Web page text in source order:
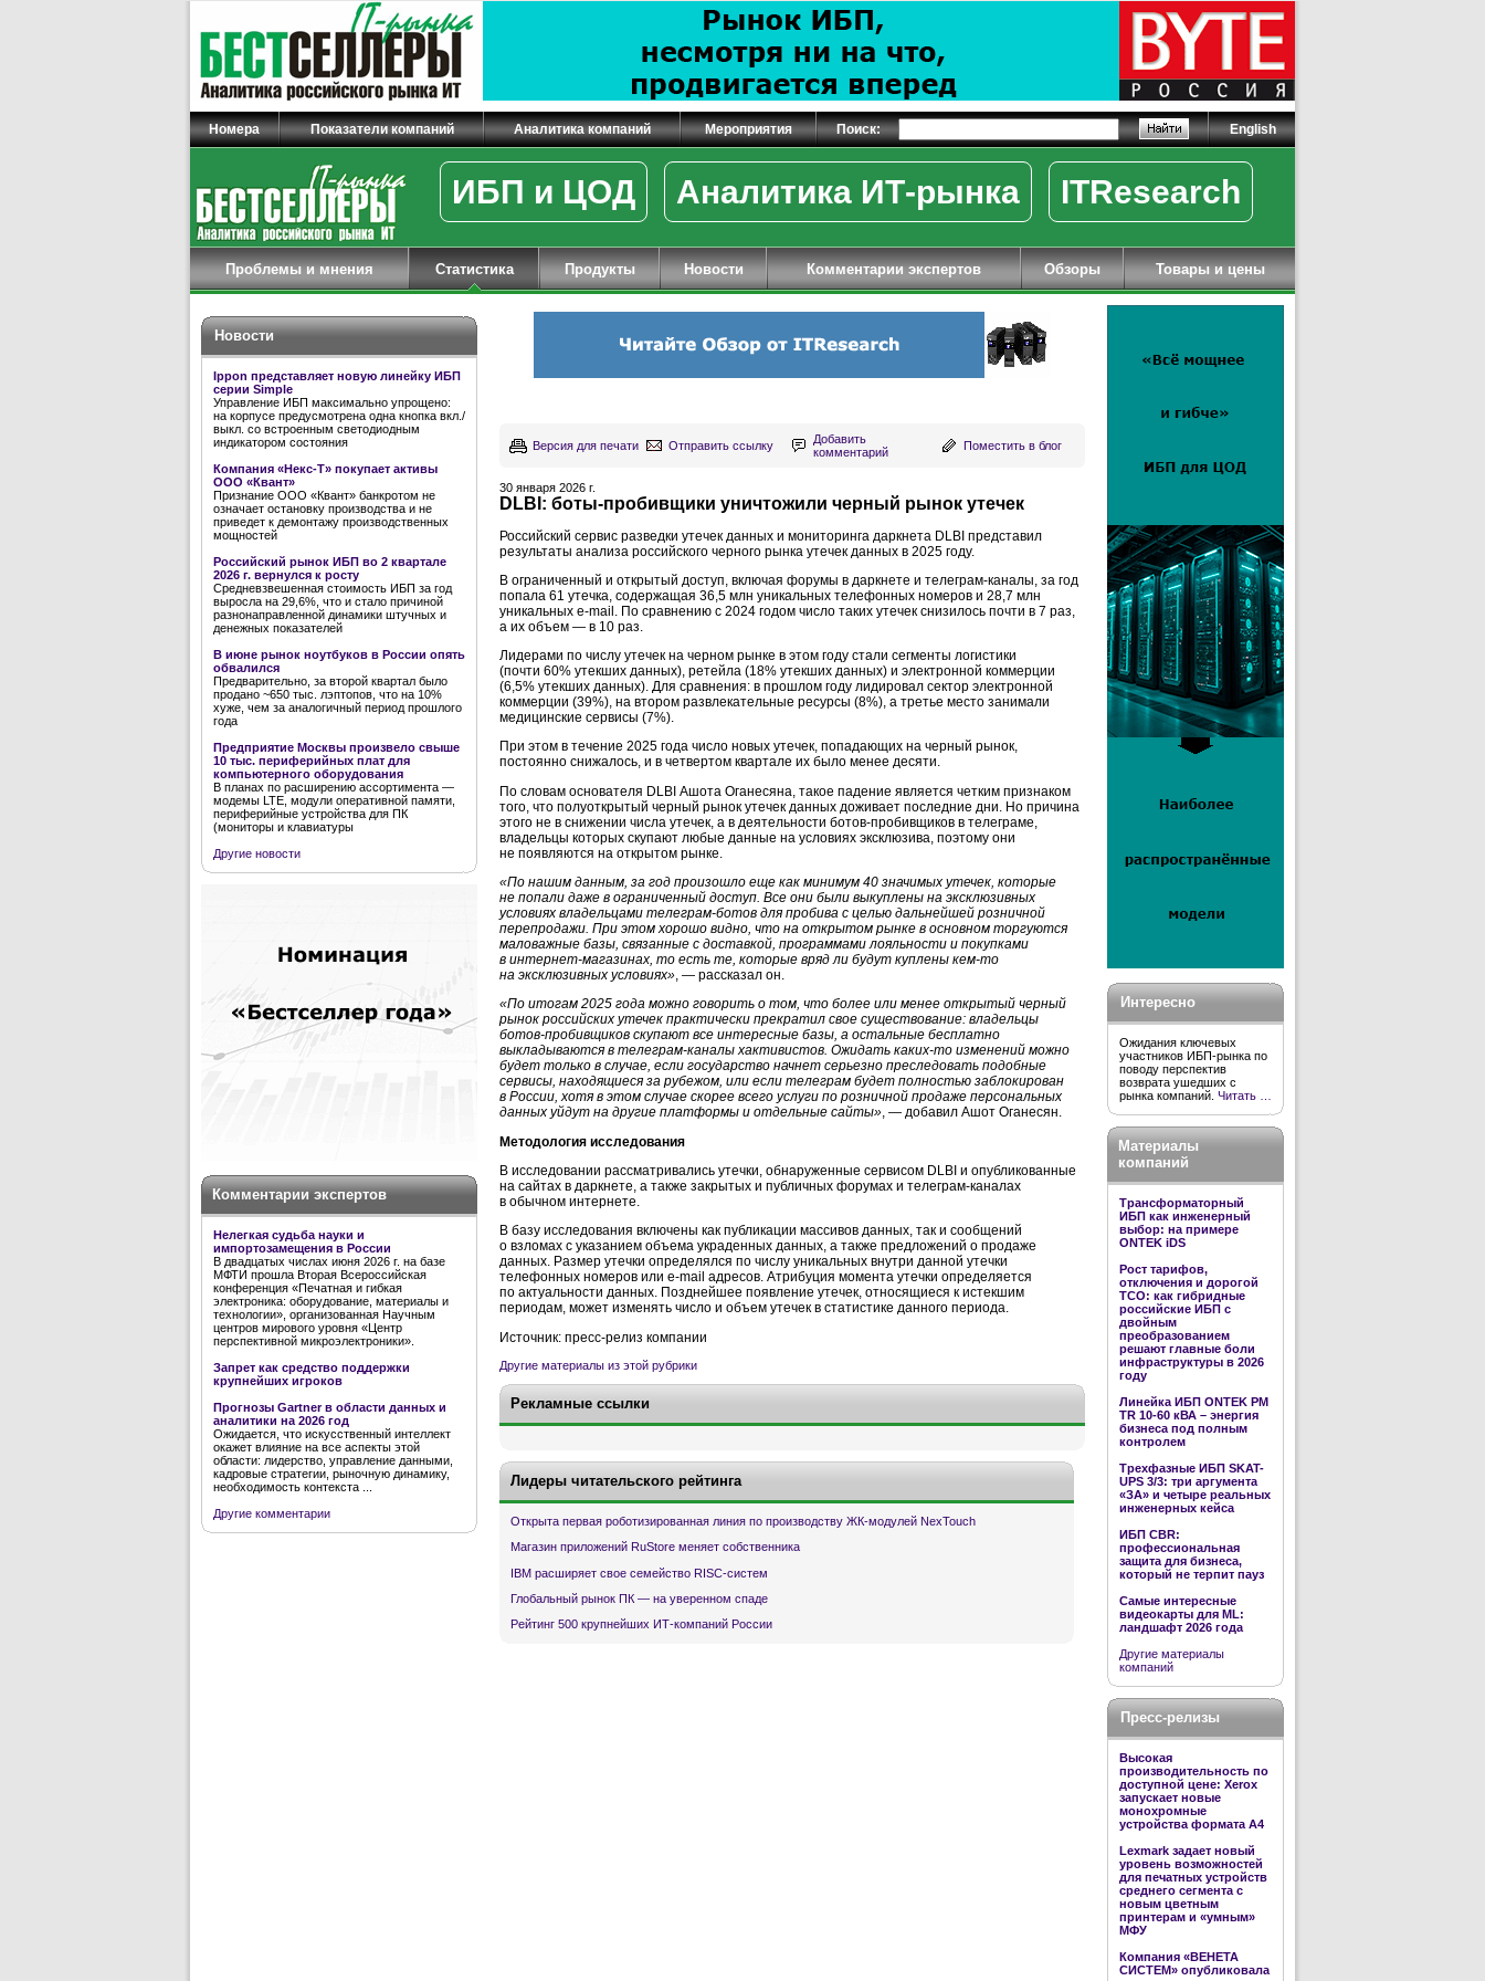
Номера Показатели компаний Аналитика компаний Мероприятия Поиск: English
ИБП и ЦОД Аналитика ИТ-рынка ITResearch
Проблемы и мнения Статистика Продукты Новости Комментарии экспертов Обзоры Товары и цены
Новости
Ippon представляет новую линейку ИБП
серии Simple
Управление ИБП максимально упрощено:
на корпусе предусмотрена одна кнопка вкл./
выкл. со встроенным светодиодным
индикатором состояния
Компания «Некс-Т» покупает активы
ООО «Квант»
Признание ООО «Квант» банкротом не
означает остановку производства и не
приведет к демонтажу производственных
мощностей
Российский рынок ИБП во 2 квартале
2026 г. вернулся к росту
Средневзвешенная стоимость ИБП за год
выросла на 29,6%, что и стало причиной
разнонаправленной динамики штучных и
денежных показателей
В июне рынок ноутбуков в России опять
обвалился
Предварительно, за второй квартал было
продано ~650 тыс. лэптопов, что на 10%
хуже, чем за аналогичный период прошлого
года
Предприятие Москвы произвело свыше
10 тыс. периферийных плат для
компьютерного оборудования
В планах по расширению ассортимента —
модемы LTE, модули оперативной памяти,
периферийные устройства для ПК
(мониторы и клавиатуры
Другие новости
Комментарии экспертов
Нелегкая судьба науки и
импортозамещения в России
В двадцатых числах июня 2026 г. на базе
МФТИ прошла Вторая Всероссийская
конференция «Печатная и гибкая
электроника: оборудование, материалы и
технологии», организованная Научным
центров мирового уровня «Центр
перспективной микроэлектроники».
Запрет как средство поддержки
крупнейших игроков
Прогнозы Gartner в области данных и
аналитики на 2026 год
Ожидается, что искусственный интеллект
окажет влияние на все аспекты этой
области: лидерство, управление данными,
кадровые стратегии, рыночную динамику,
необходимость контекста ...
Другие комментарии
Версия для печати Отправить ссылку
Добавить
комментарий
Поместить в блог
30 января 2026 г.
DLBI: боты-пробивщики уничтожили черный рынок утечек
Российский сервис разведки утечек данных и мониторинга даркнета DLBI представил
результаты анализа российского черного рынка утечек данных в 2025 году.
В ограниченный и открытый доступ, включая форумы в даркнете и телеграм-каналы, за год
попала 61 утечка, содержащая 36,5 млн уникальных телефонных номеров и 28,7 млн
уникальных e-mail. По сравнению с 2024 годом число таких утечек снизилось почти в 7 раз,
а их объем — в 10 раз.
Лидерами по числу утечек на черном рынке в этом году стали сегменты логистики
(почти 60% утекших данных), ретейла (18% утекших данных) и электронной коммерции
(6,5% утекших данных). Для сравнения: в прошлом году лидировал сектор электронной
коммерции (39%), на втором развлекательные ресурсы (8%), а третье место занимали
медицинские сервисы (7%).
При этом в течение 2025 года число новых утечек, попадающих на черный рынок,
постоянно снижалось, и в четвертом квартале их было менее десяти.
По словам основателя DLBI Ашота Оганесяна, такое падение является четким признаком
того, что полуоткрытый черный рынок утечек данных доживает последние дни. Но причина
этого не в снижении числа утечек, а в деятельности ботов-пробивщиков в телеграме,
владельцы которых скупают любые данные на условиях эксклюзива, поэтому они
не появляются на открытом рынке.
«По нашим данным, за год произошло еще как минимум 40 значимых утечек, которые
не попали даже в ограниченный доступ. Все они были выкуплены на эксклюзивных
условиях владельцами телеграм-ботов для пробива с целью дальнейшей розничной
перепродажи. При этом хорошо видно, что на открытом рынке в основном торгуются
маловажные базы, связанные с доставкой, программами лояльности и покупками
в интернет-магазинах, то есть те, которые вряд ли будут куплены кем-то
на эксклюзивных условиях», — рассказал он.
«По итогам 2025 года можно говорить о том, что более или менее открытый черный
рынок российских утечек практически прекратил свое существование: владельцы
ботов-пробивщиков скупают все интересные базы, а остальные бесплатно
выкладываются в телеграм-каналы хактивистов. Ожидать каких-то изменений можно
будет только в случае, если государство начнет серьезно преследовать подобные
сервисы, находящиеся за рубежом, или если телеграм будет полностью заблокирован
в России, хотя в этом случае скорее всего услуги по розничной продаже персональных
данных уйдут на другие платформы и отдельные сайты», — добавил Ашот Оганесян.
Методология исследования
В исследовании рассматривались утечки, обнаруженные сервисом DLBI и опубликованные
на сайтах в даркнете, а также закрытых и публичных форумах и телеграм-каналах
в обычном интернете.
В базу исследования включены как публикации массивов данных, так и сообщений
о взломах с указанием объема украденных данных, а также предложений о продаже
данных. Размер утечки определялся по числу уникальных внутри данной утечки
телефонных номеров или e-mail адресов. Атрибуция момента утечки определяется
по актуальности данных. Позднейшее появление утечек, относящиеся к истекшим
периодам, может изменять число и объем утечек в статистике данного периода.
Источник: пресс-релиз компании
Другие материалы из этой рубрики
Рекламные ссылки
Лидеры читательского рейтинга
Открыта первая роботизированная линия по производству ЖК-модулей NexTouch
Магазин приложений RuStore меняет собственника
IBM расширяет свое семейство RISC-систем
Глобальный рынок ПК — на уверенном спаде
Рейтинг 500 крупнейших ИТ-компаний России
Интересно
Ожидания ключевых
участников ИБП-рынка по
поводу перспектив
возврата ушедших с
рынка компаний. Читать …
Материалы
компаний
Трансформаторный
ИБП как инженерный
выбор: на примере
ONTEK iDS
Рост тарифов,
отключения и дорогой
TCO: как гибридные
российские ИБП с
двойным
преобразованием
решают главные боли
инфраструктуры в 2026
году
Линейка ИБП ONTEK PM
TR 10-60 кВА – энергия
бизнеса под полным
контролем
Трехфазные ИБП SKAT-
UPS 3/3: три аргумента
«ЗА» и четыре реальных
инженерных кейса
ИБП CBR:
профессиональная
защита для бизнеса,
который не терпит пауз
Самые интересные
видеокарты для ML:
ландшафт 2026 года
Другие материалы
компаний
Пресс-релизы
Высокая
производительность по
доступной цене: Xerox
запускает новые
монохромные
устройства формата А4
Lexmark задает новый
уровень возможностей
для печатных устройств
среднего сегмента с
новым цветным
принтерам и «умным»
МФУ
Компания «ВЕНЕТА
СИСТЕМ» опубликовала